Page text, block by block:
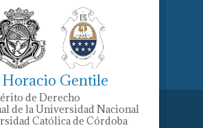
Horacio Gentile
de Derecho
de la Universidad Nacional
Católica de Córdoba